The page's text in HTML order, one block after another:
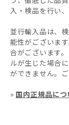
入・検品を行い
並行輸入品は、
能性がございま
合がございます
ルが生じた場合
ができません。
» 国内正規品につ